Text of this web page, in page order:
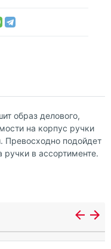
образ делового,
на корпус ручки
Превосходно подойдет
в ассортименте.